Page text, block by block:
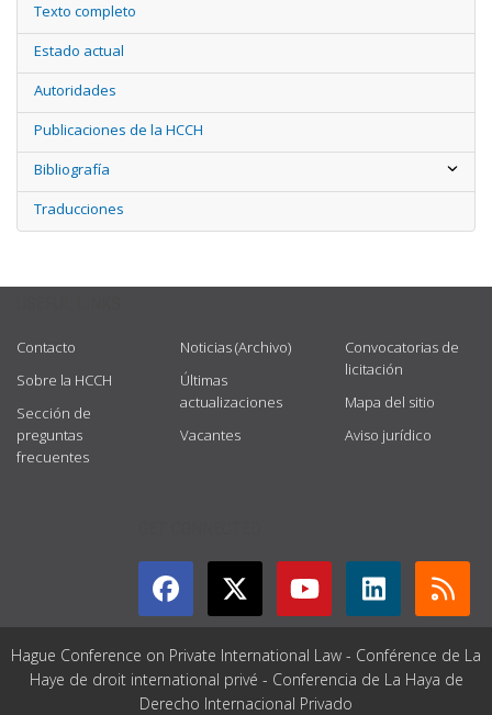
Texto completo
Estado actual
Autoridades
Publicaciones de la HCCH
Bibliografía
Traducciones
Contacto
Sobre la HCCH
Sección de
preguntas
frecuentes
Noticias (Archivo)
Últimas
actualizaciones
Vacantes
Convocatorias de
licitación
Mapa del sitio
Aviso jurídico
Hague Conference on Private International Law - Conférence de La
Haye de droit international privé - Conferencia de La Haya de
Derecho Internacional Privado